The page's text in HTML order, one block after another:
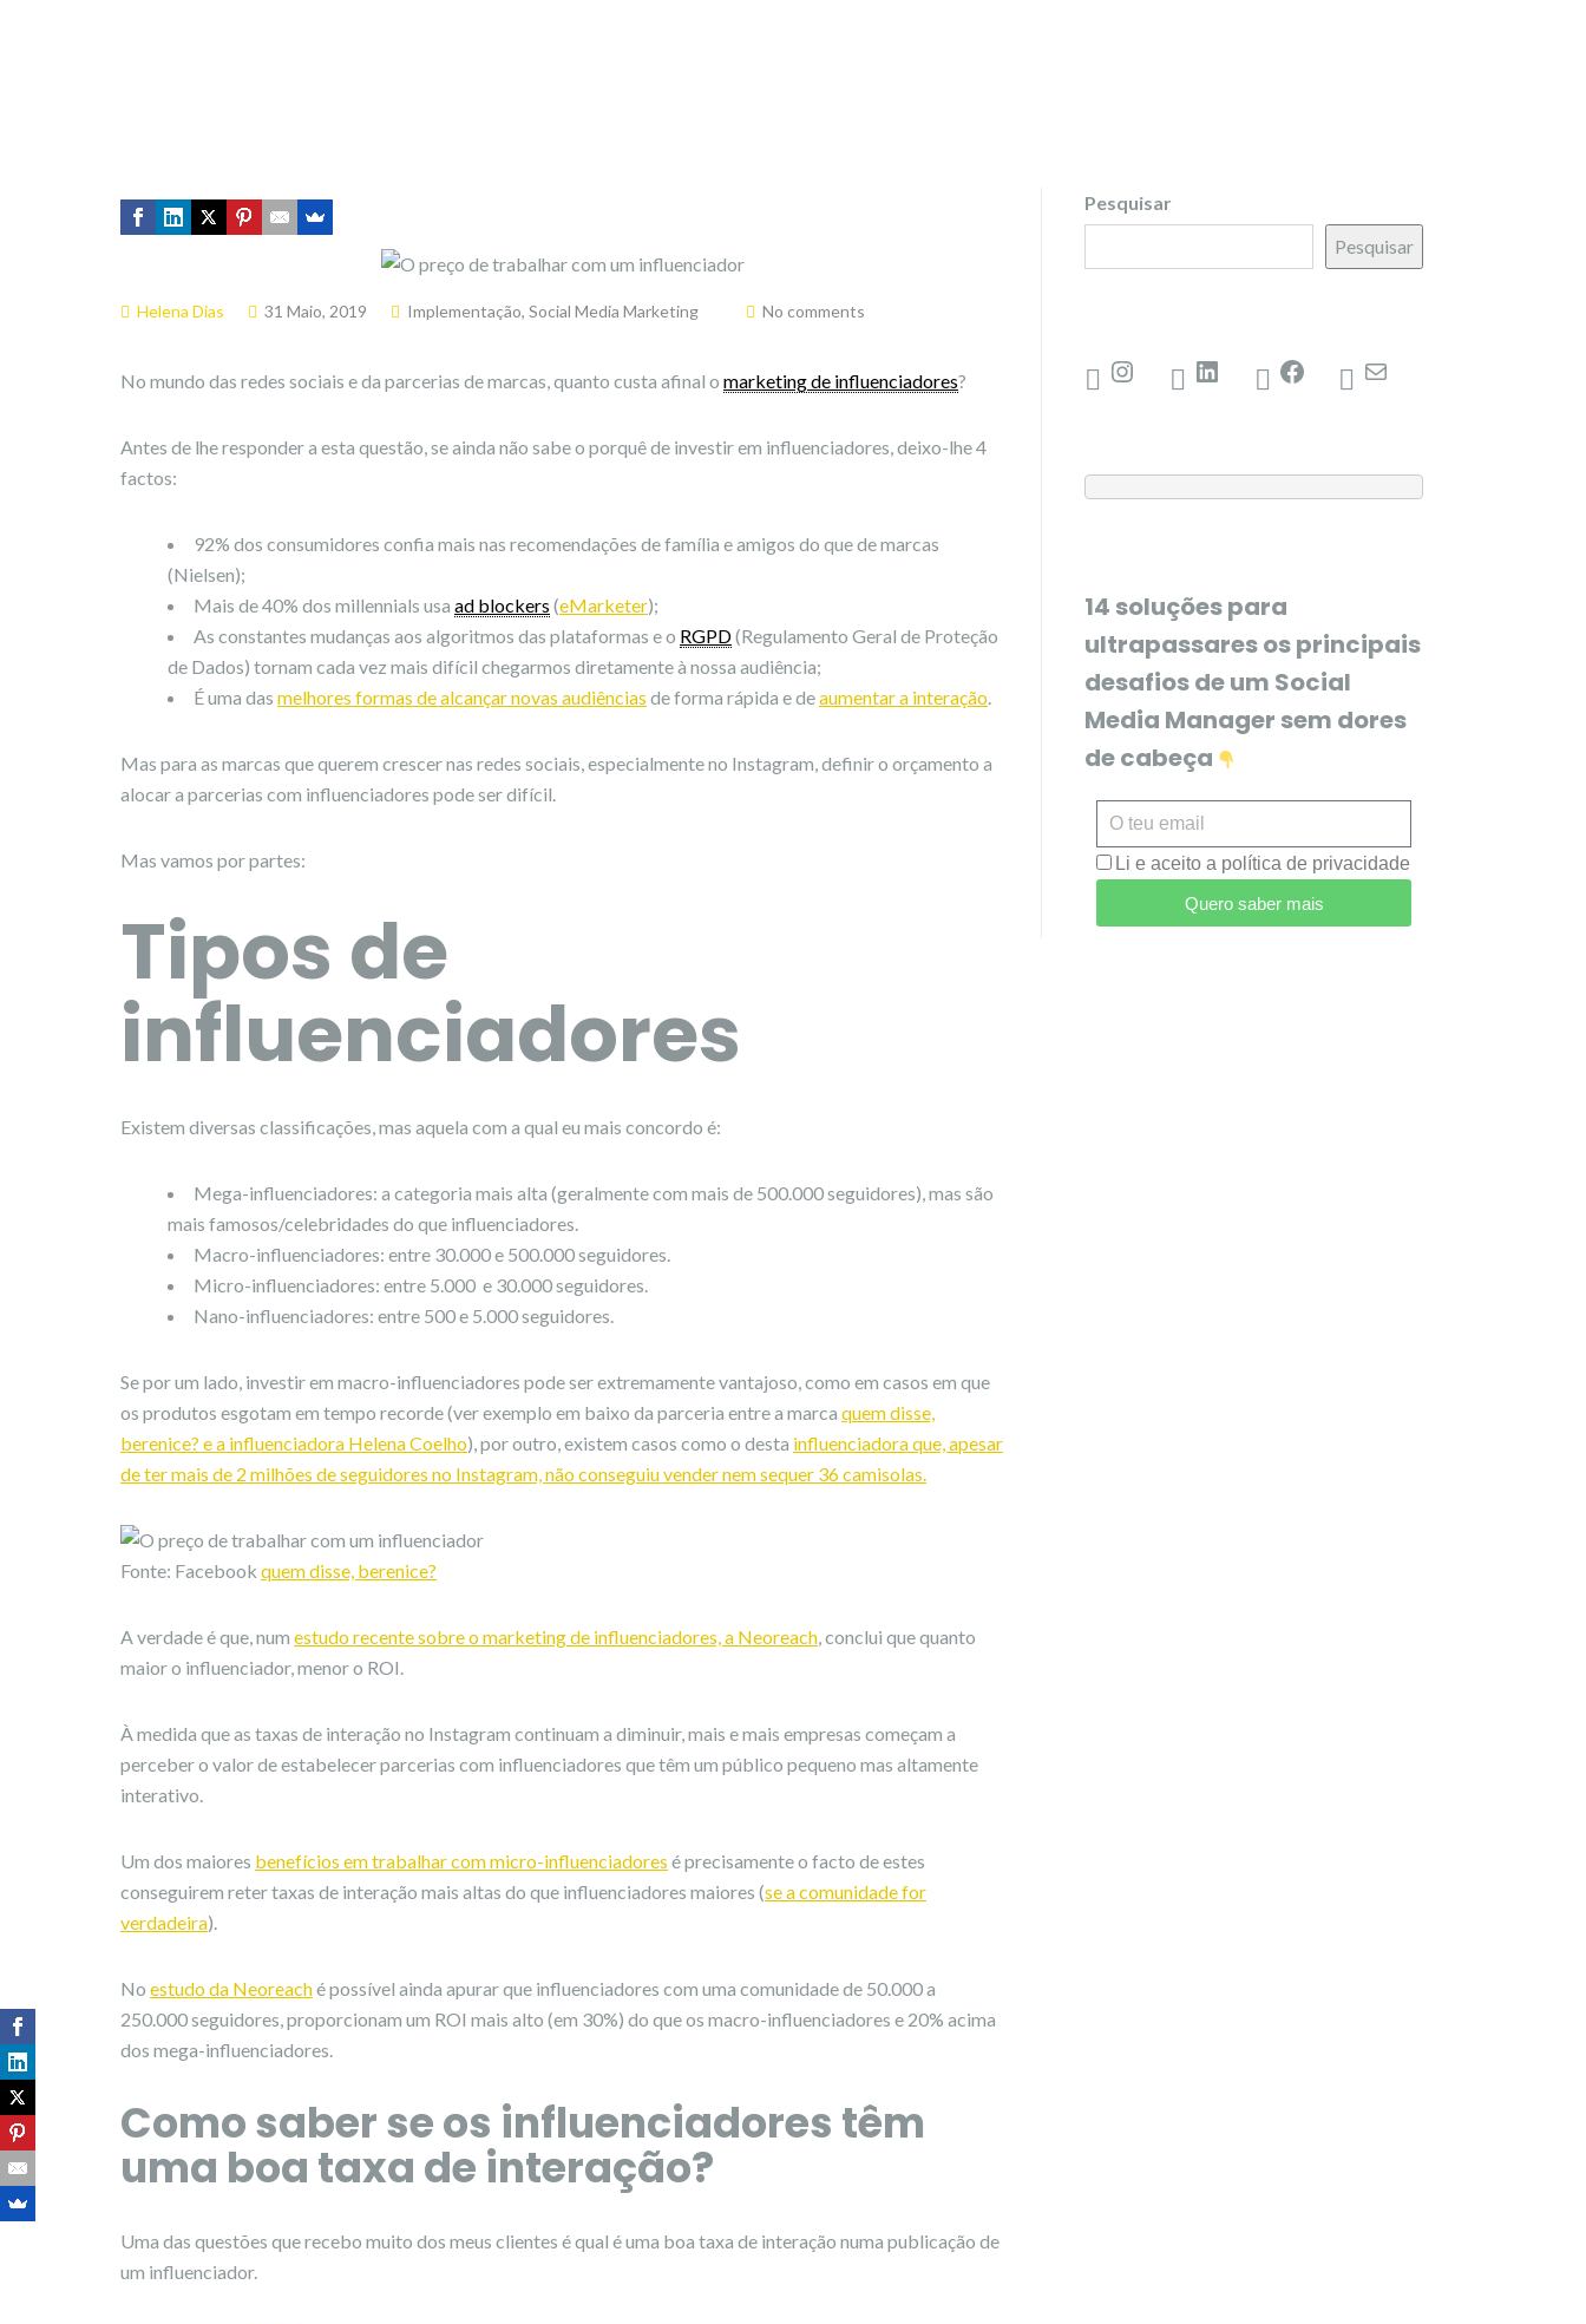
Helena Dias 31 Maio, 2019 Implementação, Social Media Marketing No comments
No mundo das redes sociais e da parcerias de marcas, quanto custa afinal o marketing de influenciadores?
Antes de lhe responder a esta questão, se ainda não sabe o porquê de investir em influenciadores, deixo-lhe 4
factos:
92% dos consumidores confia mais nas recomendações de família e amigos do que de marcas
(Nielsen);
Mais de 40% dos millennials usa ad blockers (eMarketer);
As constantes mudanças aos algoritmos das plataformas e o RGPD(Regulamento Geral de Proteção
de Dados) tornam cada vez mais difícil chegarmos diretamente à nossa audiência;
É uma das melhores formas de alcançar novas audiências de forma rápida e deaumentar a interação.
Mas para as marcas que querem crescer nas redes sociais, especialmente no Instagram, definir o orçamento a
alocar a parcerias com influenciadores pode ser difícil.
Mas vamos por partes:
Tipos de
influenciadores
Existem diversas classificações, mas aquela com a qual eu mais concordo é:
Mega-influenciadores: a categoria mais alta (geralmente com mais de 500.000 seguidores), mas são
mais famosos/celebridades do que influenciadores.
Macro-influenciadores: entre 30.000 e 500.000 seguidores.
Micro-influenciadores: entre 5.000 e 30.000 seguidores.
Nano-influenciadores: entre 500 e 5.000 seguidores.
Se por um lado, investir em macro-influenciadores pode ser extremamente vantajoso, como em casos em que
os produtos esgotam em tempo recorde (ver exemplo em baixo da parceria entre a marca quem disse,
berenice? e a influenciadora Helena Coelho), por outro, existem casos como o desta influenciadora que, apesar
de ter mais de 2 milhões de seguidores no Instagram, não conseguiu vender nem sequer 36 camisolas.
Fonte: Facebook quem disse, berenice?
A verdade é que, num estudo recente sobre o marketing de influenciadores, a Neoreach, conclui que quanto
maior o influenciador, menor o ROI.
À medida que as taxas de interação no Instagram continuam a diminuir, mais e mais empresas começam a
perceber o valor de estabelecer parcerias com influenciadores que têm um público pequeno mas altamente
interativo.
Um dos maiores benefícios em trabalhar com micro-influenciadores é precisamente o facto de estes
conseguirem reter taxas de interação mais altas do que influenciadores maiores (se a comunidade for
verdadeira).
No estudo da Neoreaché possível ainda apurar que influenciadores com uma comunidade de 50.000 a
250.000 seguidores, proporcionam um ROI mais alto (em 30%) do que os macro-influenciadores e 20% acima
dos mega-influenciadores.
Como saber se os influenciadores têm
uma boa taxa de interação?
Uma das questões que recebo muito dos meus clientes é qual é uma boa taxa de interação numa publicação de
um influenciador.
Pesquisar
Pesquisar
14 soluções para
ultrapassares os principais
desafios de um Social
Media Manager sem dores
de cabeça
Li e aceito a política de privacidade
Quero saber mais